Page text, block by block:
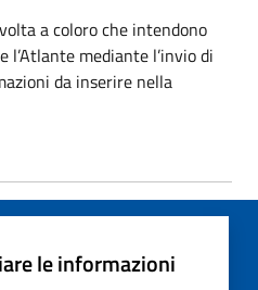
a coloro che intendono
mediante l’invio di
da inserire nella
le informazioni